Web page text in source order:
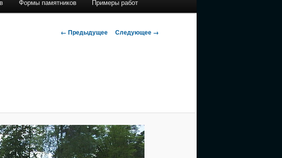
Формы памятников Примеры работ
Навигация
← Предыдущее Следующее →